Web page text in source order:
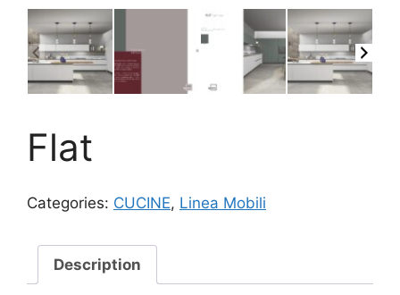
Flat
Categories: CUCINE, Linea Mobili
Description